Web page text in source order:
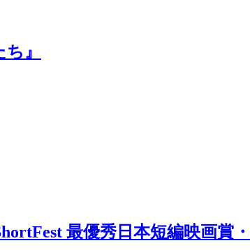
』
最優秀日本短編映画賞